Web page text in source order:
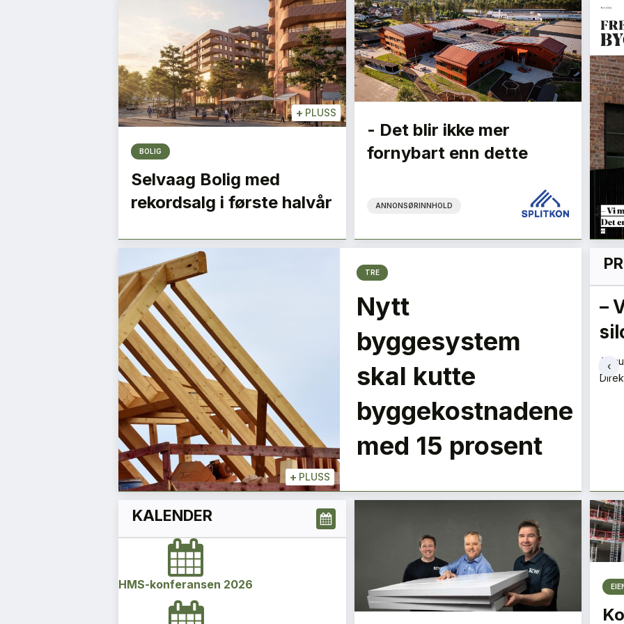
+ PLUSS
BOLIG
Selvaag Bolig med
rekordsalg i første halvår
- Det blir ikke mer
fornybart enn dette
ANNONSØRINNHOLD
+ PLUSS
TRE
Nytt
byggesystem
skal kutte
byggekostnadene
med 15 prosent
Vi må være
optimistiske
Magnus Gåseby
Avdelingsleder
– Vi må bygge ned
siloene
Direktør
‹
KALENDER
HMS-konferansen 2026